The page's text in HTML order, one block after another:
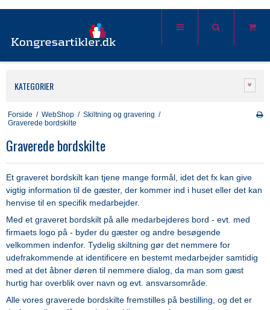
KATEGORIER
Forside / WebShop / Skiltning og gravering /
Graverede bordskilte
Graverede bordskilte
Et graveret bordskilt kan tjene mange formål, idet det fx kan give
vigtig information til de gæster, der kommer ind i huset eller det kan
henvise til en specifik medarbejder.
Med et graveret bordskilt på alle medarbejderes bord - evt. med
firmaets logo på - byder du gæster og andre besøgende
velkommen indenfor. Tydelig skiltning gør det nemmere for
udefrakommende at identificere en bestemt medarbejder samtidig
med at det åbner døren til nemmere dialog, da man som gæst
hurtig har overblik over navn og evt. ansvarsområde.
Alle vores graverede bordskilte fremstilles på bestilling, og det er